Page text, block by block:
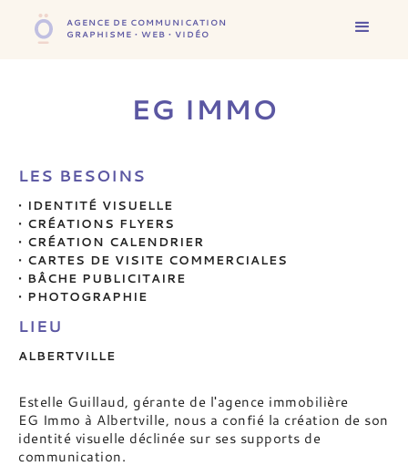
AGENCE DE COMMUNICATION
GRAPHISME • WEB • VIDÉO
EG IMMO
LES BESOINS
• IDENTITÉ VISUELLE
• CRÉATIONS FLYERS
• CRÉATION CALENDRIER
• CARTES DE VISITE COMMERCIALES
• BÂCHE PUBLICITAIRE
• PHOTOGRAPHIE
LIEU
ALBERTVILLE
Estelle Guillaud, gérante de l'agence immobilière
EG Immo à Albertville, nous a confié la création de son
identité visuelle déclinée sur ses supports de
communication.